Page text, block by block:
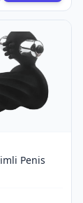
Penis